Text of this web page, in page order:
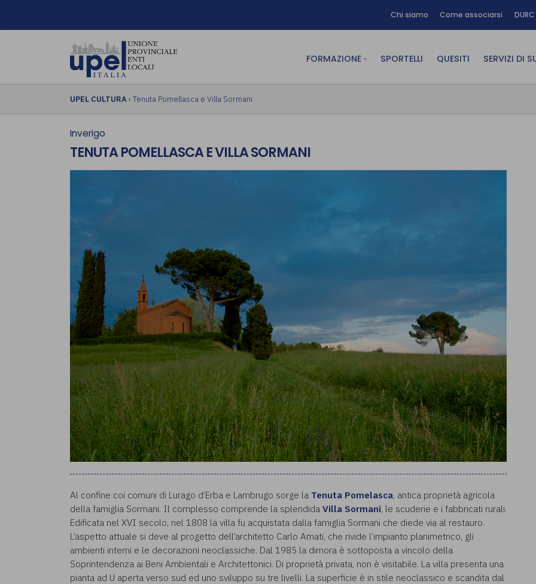
Chi siamo Come associarsi
FORMAZIONE
FAD asincrona (e-learning)
SPORTELLI QUESITI SERVIZI DI
Area
UPEL CULTURA› Tenuta Pomellasca e Villa Sormani
Inverigo
TENUTA POMELLASCA E VILLA SORMANI
Al confine coi comuni di Lurago d’Erba e Lambrugo sorge la Tenuta Pomelasca, antica proprietà agricola
della famiglia Sormani. Il complesso comprende la splendida Villa Sormani, le scuderie e i fabbricati rurali.
Edificata nel XVI secolo, nel 1808 la villa fu acquistata dalla famiglia Sormani che diede via al restauro.
L’aspetto attuale si deve al progetto dell’architetto Carlo Amati, che rivide l’impianto planimetrico, gli
ambienti interni e le decorazioni neoclassiche. Dal 1985 la dimora è sottoposta a vincolo della
Soprintendenza ai Beni Ambientali e Architettonici. Di proprietà privata, non è visitabile. La villa presenta una
pianta ad U aperta verso sud ed uno sviluppo su tre livelli. La superficie è in stile neoclassico e scandita dal